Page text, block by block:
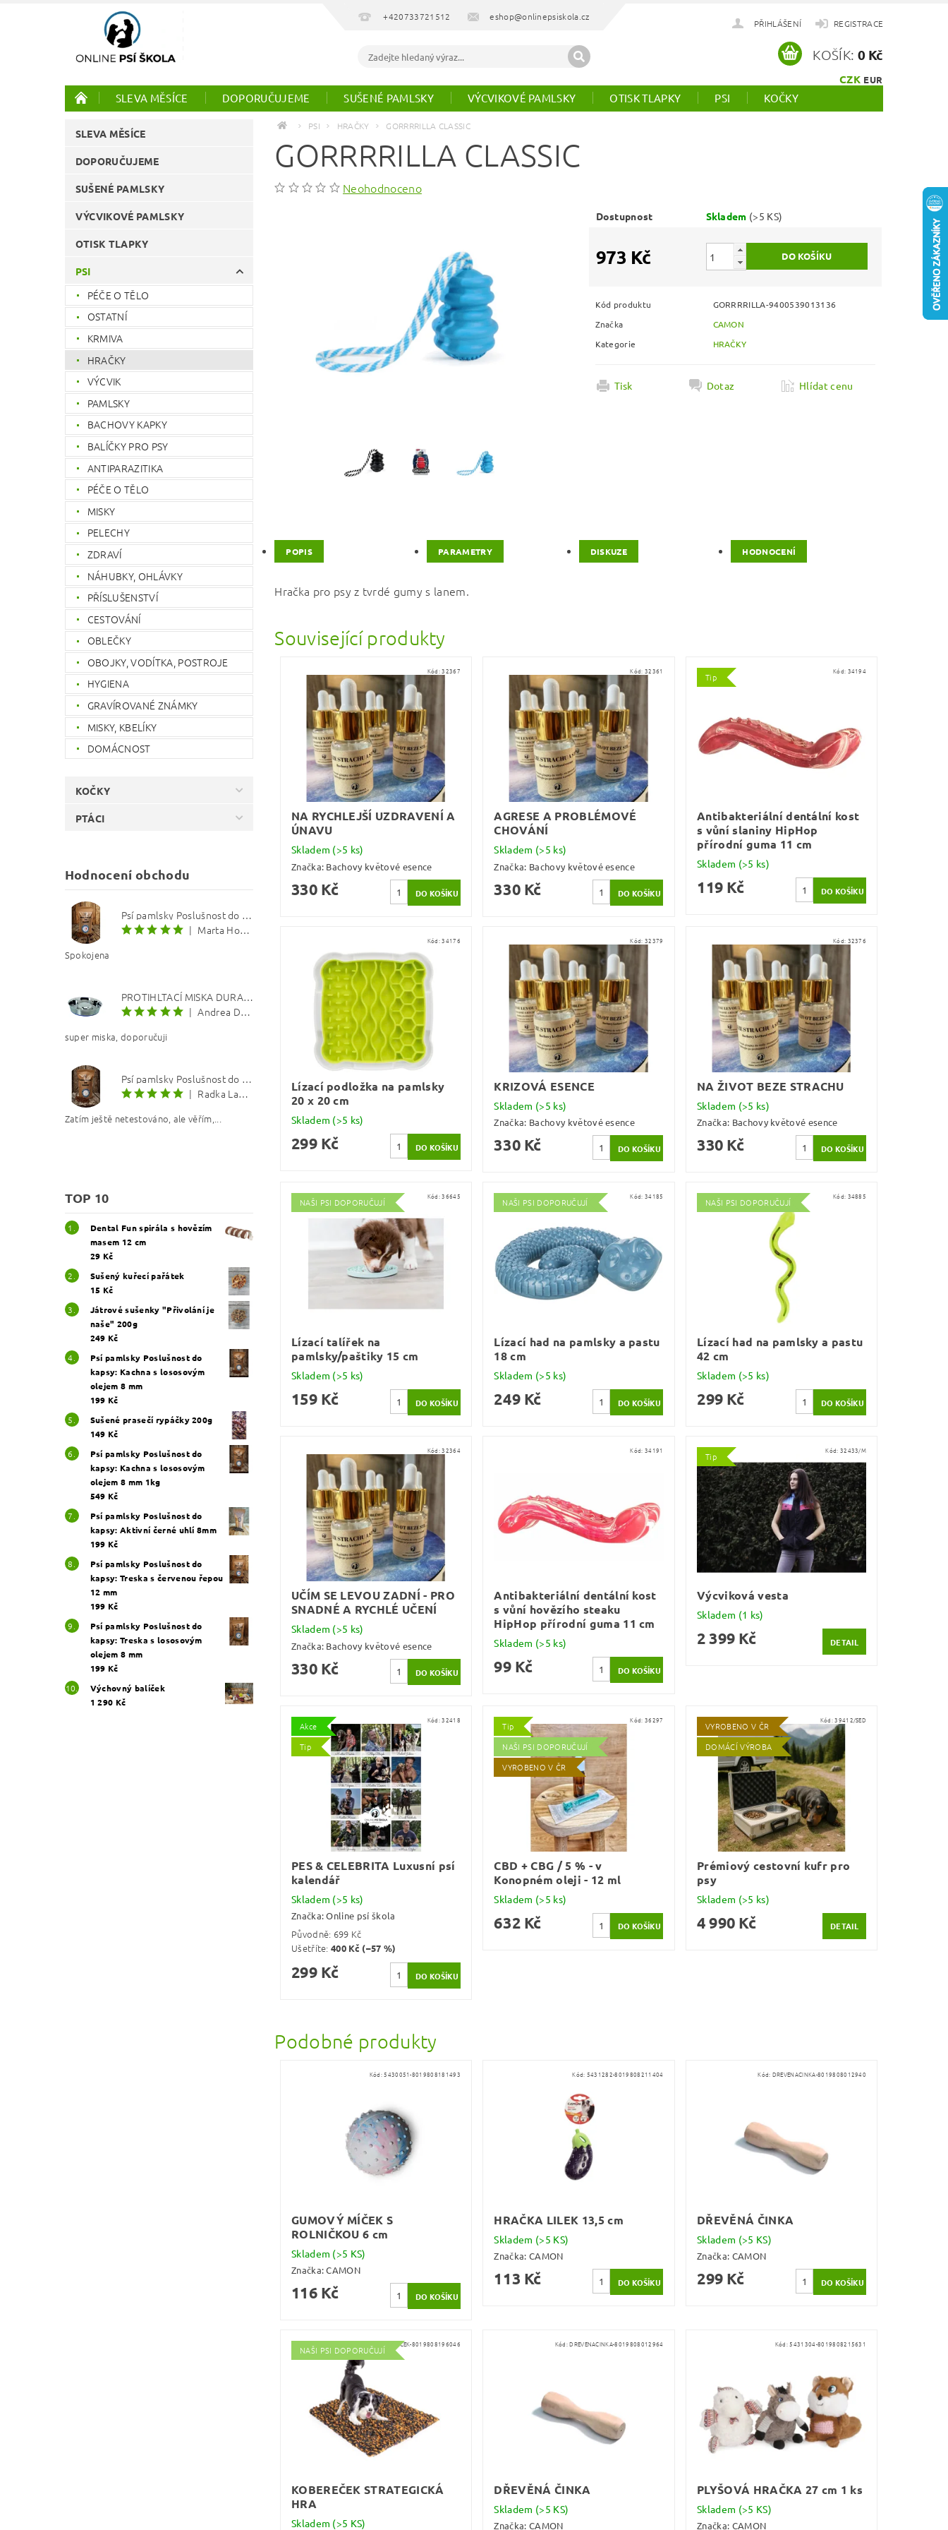
+420733721512 eshop@onlinepsiskola.cz
PŘIHLÁŠENÍ REGISTRACE
CZK EUR
KOŠÍK: 0 Kč
SLEVA MĚSÍCE DOPORUČUJEME SUŠENÉ PAMLSKY VÝCVIKOVÉ PAMLSKY OTISK TLAPKY PSI KOČKY
SLEVA MĚSÍCE
DOPORUČUJEME
SUŠENÉ PAMLSKY
VÝCVIKOVÉ PAMLSKY
OTISK TLAPKY
PSI
PÉČE O TĚLO
OSTATNÍ
KRMIVA
HRAČKY
VÝCVIK
PAMLSKY
BACHOVY KAPKY
BALÍČKY PRO PSY
ANTIPARAZITIKA
PÉČE O TĚLO
MISKY
PELECHY
ZDRAVÍ
NÁHUBKY, OHLÁVKY
PŘÍSLUŠENSTVÍ
CESTOVÁNÍ
OBLEČKY
OBOJKY, VODÍTKA, POSTROJE
HYGIENA
GRAVÍROVANÉ ZNÁMKY
MISKY, KBELÍKY
DOMÁCNOST
KOČKY
PTÁCI
Hodnocení obchodu
Psí pamlsky Poslušnost do kapsy: Treska s červenou řepou 12 mm
|
Marta Hourová
Spokojena
PROTIHLTACÍ MISKA DURAPET
|
Andrea Dosoudilová
super miska, doporučuji
Psí pamlsky Poslušnost do kapsy: Kachna s lososovým olejem 8 mm
|
Radka Langerová
Zatím ještě netestováno, ale věřím,...
TOP 10
Dental Fun spirála s hovězím
masem 12 cm
29 Kč
Sušený kuřecí pařátek
15 Kč
Játrové sušenky "Přivolání je
naše" 200g
249 Kč
Psí pamlsky Poslušnost do
kapsy: Kachna s lososovým
olejem 8 mm
199 Kč
Sušené prasečí rypáčky 200g
149 Kč
Psí pamlsky Poslušnost do
kapsy: Kachna s lososovým
olejem 8 mm 1kg
549 Kč
Psí pamlsky Poslušnost do
kapsy: Aktivní černé uhlí 8mm
199 Kč
Psí pamlsky Poslušnost do
kapsy: Treska s červenou řepou
12 mm
199 Kč
Psí pamlsky Poslušnost do
kapsy: Treska s lososovým
olejem 8 mm
199 Kč
Výchovný balíček
1 290 Kč
PSI HRAČKY GORRRRILLA CLASSIC
GORRRRILLA CLASSIC
Neohodnoceno
Dostupnost Skladem (>5 KS)
973 Kč
Kód produktu
GORRRRILLA-9400539013136
Značka
CAMON
Kategorie
HRAČKY
Tisk Dotaz Hlídat cenu
POPIS PARAMETRY DISKUZE HODNOCENÍ
Hračka pro psy z tvrdé gumy s lanem.
Související produkty
Kód:32367
NA RYCHLEJŠÍ UZDRAVENÍ A
ÚNAVU
Skladem (>5 ks)
Značka: Bachovy květové esence
330 Kč
Kód: 32361
AGRESE A PROBLÉMOVÉ
CHOVÁNÍ
Skladem (>5 ks)
Značka: Bachovy květové esence
330 Kč
Tip
Kód: 34194
Antibakteriální dentální kost
s vůní slaniny HipHop
přírodní guma 11 cm
Skladem (>5 ks)
119 Kč
Kód:34176
Lízací podložka na pamlsky
20 x 20 cm
Skladem (>5 ks)
299 Kč
Kód: 32379
KRIZOVÁ ESENCE
Skladem (>5 ks)
Značka: Bachovy květové esence
330 Kč
Kód: 32376
NA ŽIVOT BEZE STRACHU
Skladem (>5 ks)
Značka: Bachovy květové esence
330 Kč
NAŠI PSI DOPORUČUJÍ
Kód:36645
Lízací talířek na
pamlsky/paštiky 15 cm
Skladem (>5 ks)
159 Kč
NAŠI PSI DOPORUČUJÍ
Kód: 34185
Lízací had na pamlsky a pastu
18 cm
Skladem (>5 ks)
249 Kč
NAŠI PSI DOPORUČUJÍ
Kód: 34885
Lízací had na pamlsky a pastu
42 cm
Skladem (>5 ks)
299 Kč
Kód:32364
UČÍM SE LEVOU ZADNÍ - PRO
SNADNÉ A RYCHLÉ UČENÍ
Skladem (>5 ks)
Značka: Bachovy květové esence
330 Kč
Kód: 34191
Antibakteriální dentální kost
s vůní hovězího steaku
HipHop přírodní guma 11 cm
Skladem (>5 ks)
99 Kč
Tip
Kód: 32433/M
Výcviková vesta
Skladem (1 ks)
2 399 Kč DETAIL
Akce
Tip
Kód:32418
PES & CELEBRITA Luxusní psí
kalendář
Skladem (>5 ks)
Značka:Online psí škola
Původně: 699 Kč
Ušetříte:400 Kč (–57 %)
299 Kč
Tip
NAŠI PSI DOPORUČUJÍ
VYROBENO V ČR
Kód: 36297
CBD + CBG / 5 % - v
Konopném oleji - 12 ml
Skladem (>5 ks)
632 Kč
VYROBENO V ČR
DOMÁCÍ VÝROBA
Kód:39412/SED
Prémiový cestovní kufr pro
psy
Skladem (>5 ks)
4 990 Kč DETAIL
Podobné produkty
Kód:5430051-8019808181493
GUMOVÝ MÍČEK S
ROLNIČKOU 6 cm
Skladem (>5 KS)
Značka:CAMON
116 Kč
Kód: 5431282-8019808211404
HRAČKA LILEK 13,5 cm
Skladem (>5 KS)
Značka:CAMON
113 Kč
Kód: DREVENACINKA-8019808012940
DŘEVĚNÁ ČINKA
Skladem (>5 KS)
Značka: CAMON
299 Kč
NAŠI PSI DOPORUČUJÍ
Kód: KOBERECEK-8019808196046
KOBEREČEK STRATEGICKÁ
HRA
Skladem (>5 KS)
Kód:DREVENACINKA-8019808012964
DŘEVĚNÁ ČINKA
Skladem (>5 KS)
Značka:CAMON
Kód:5431304-8019808215631
PLYŠOVÁ HRAČKA 27 cm 1 ks
Skladem (>5 KS)
Značka: CAMON